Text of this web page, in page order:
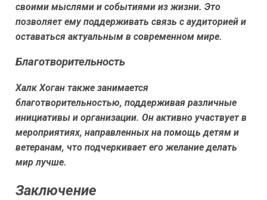
своими мыслями и событиями из жизни. Это
позволяет ему поддерживать связь с аудиторией и
оставаться актуальным в современном мире.
Благотворительность
Халк Хоган также занимается
благотворительностью, поддерживая различные
инициативы и организации. Он активно участвует в
мероприятиях, направленных на помощь детям и
ветеранам, что подчеркивает его желание делать
мир лучше.
Заключение